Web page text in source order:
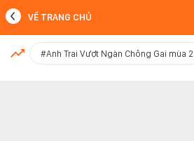
MỚI NHẤT
VỀ TRANG CHỦ
#Anh Trai Vượt Ngàn Chông Gai mùa 2